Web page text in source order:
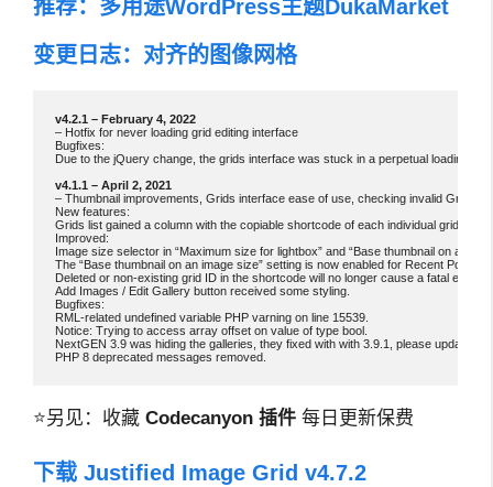
推荐： 多用途WordPress主题DukaMarket
变更日志：对齐的图像网格
– Hotfix for never loading grid editing interface
Bugfixes:
Due to the jQuery change, the grids interface was stuck in a perpetual loading
– Thumbnail improvements, Grids interface ease of use, checking invalid Grids,
New features:
Grids list gained a column with the copiable shortcode of each individual grid, for
Improved:
Image size selector in “Maximum size for lightbox” and “Base thumbnail on an
The “Base thumbnail on an image size” setting is now enabled for Recent Posts
Deleted or non-existing grid ID in the shortcode will no longer cause a fatal error.
Add Images / Edit Gallery button received some styling.
Bugfixes:
RML-related undefined variable PHP varning on line 15539.
Notice: Trying to access array offset on value of type bool.
NextGEN 3.9 was hiding the galleries, they fixed with with 3.9.1, please update.
PHP 8 deprecated messages removed.
⭐另见：收藏 Codecanyon 插件 每日更新保费
下载 Justified Image Grid v4.7.2